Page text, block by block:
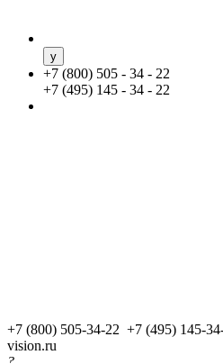
+7 (800) 505 - 34 - 22
+7 (495) 145 - 34 - 22
+7 (800) 505-34-22 +7 (495) 145-
vision.ru